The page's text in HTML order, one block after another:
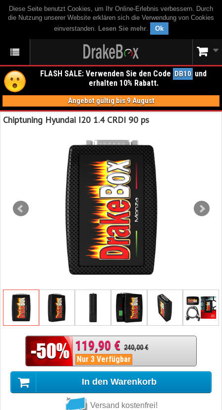
Diese Seite benutzt Cookies, um Ihr Online-Erlebnis verbessern. Durch
die Nutzung unserer Website erklären sich die Verwendung von Cookies
einverstanden. Lesen Sie mehr. Ok
FLASH SALE: Verwenden Sie den Code DB10 und
erhalten 10% Rabatt.
Angebot gültig bis 9 August
Chiptuning Hyundai I20 1.4 CRDI 90 ps
119,90 € 240,00 €
Nur 3 Verfügbar
In den Warenkorb
Versand kostenfrei!